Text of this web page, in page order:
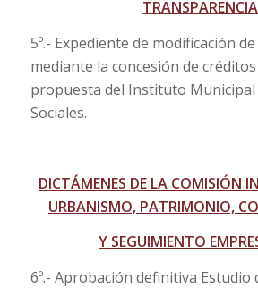
TRANSPARENCIA
5º.- Expediente de modificación
mediante la concesión de
propuesta del Instituto Municipal
Sociales.
DICTÁMENES DE LA COMISIÓN
URBANISMO, PATRIMONIO,
Y SEGUIMIENTO
6º.- Aprobación definitiva Estudio